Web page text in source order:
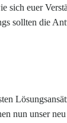
sich euer
sollten die
nun unser